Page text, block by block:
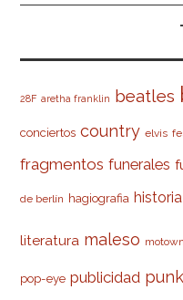
28F aretha franklin beatles
conciertos country elvis
fragmentos funerales
de berlín hagiografia historia
literatura maleso motown
pop-eye publicidad punk